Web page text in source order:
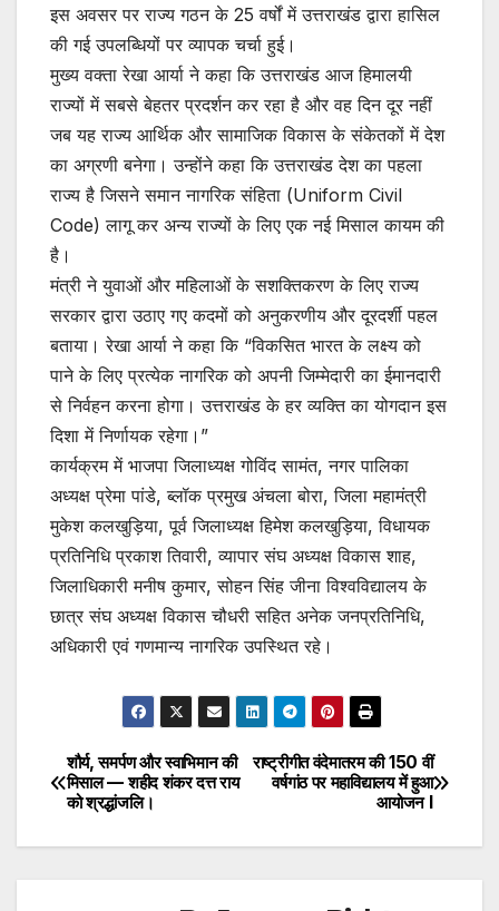
इस अवसर पर राज्य गठन के 25 वर्षों में उत्तराखंड द्वारा हासिल
की गई उपलब्धियों पर व्यापक चर्चा हुई।
मुख्य वक्ता रेखा आर्या ने कहा कि उत्तराखंड आज हिमालयी
राज्यों में सबसे बेहतर प्रदर्शन कर रहा है और वह दिन दूर नहीं
जब यह राज्य आर्थिक और सामाजिक विकास के संकेतकों में देश
का अग्रणी बनेगा। उन्होंने कहा कि उत्तराखंड देश का पहला
राज्य है जिसने समान नागरिक संहिता (Uniform Civil
Code) लागू कर अन्य राज्यों के लिए एक नई मिसाल कायम की
है।
मंत्री ने युवाओं और महिलाओं के सशक्तिकरण के लिए राज्य
सरकार द्वारा उठाए गए कदमों को अनुकरणीय और दूरदर्शी पहल
बताया। रेखा आर्या ने कहा कि “विकसित भारत के लक्ष्य को
पाने के लिए प्रत्येक नागरिक को अपनी जिम्मेदारी का ईमानदारी
से निर्वहन करना होगा। उत्तराखंड के हर व्यक्ति का योगदान इस
दिशा में निर्णायक रहेगा।”
कार्यक्रम में भाजपा जिलाध्यक्ष गोविंद सामंत, नगर पालिका
अध्यक्ष प्रेमा पांडे, ब्लॉक प्रमुख अंचला बोरा, जिला महामंत्री
मुकेश कलखुड़िया, पूर्व जिलाध्यक्ष हिमेश कलखुड़िया, विधायक
प्रतिनिधि प्रकाश तिवारी, व्यापार संघ अध्यक्ष विकास शाह,
जिलाधिकारी मनीष कुमार, सोहन सिंह जीना विश्वविद्यालय के
छात्र संघ अध्यक्ष विकास चौधरी सहित अनेक जनप्रतिनिधि,
अधिकारी एवं गणमान्य नागरिक उपस्थित रहे।
Post
navigation
राष्ट्रीगीत वंदेमातरम की 150 वीं
वर्षगांठ पर महाविद्यालय में हुआ
आयोजन l
शौर्य, समर्पण और स्वाभिमान की
मिसाल — शहीद शंकर दत्त राय
को श्रद्धांजलि।